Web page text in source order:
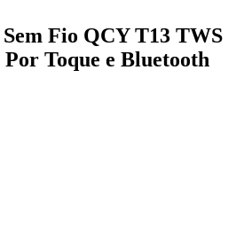
Fio QCY T13 TWS
Toque e Bluetooth